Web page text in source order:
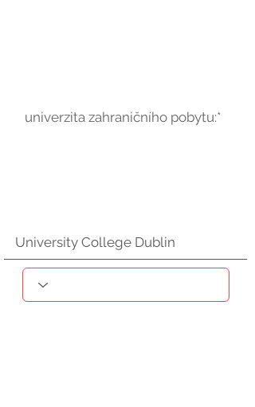
univerzita zahraničního pobytu:*